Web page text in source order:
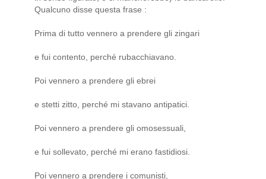
Qualcuno disse questa frase :
Prima di tutto vennero a prendere gli zingari
e fui contento, perché rubacchiavano.
Poi vennero a prendere gli ebrei
e stetti zitto, perché mi stavano antipatici.
Poi vennero a prendere gli omosessuali,
e fui sollevato, perché mi erano fastidiosi.
Poi vennero a prendere i comunisti,